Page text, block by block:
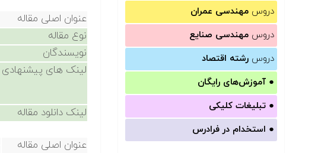
دروس مهندسی عمران
دروس مهندسی صنایع
دروس رشته اقتصاد
● آموزش‌های رایگان
● تبلیغات کلیکی
● استخدام در فرادرس
عنوان اصلی مقاله
نوع مقاله
نویسندگان
لینک های پیشنهادی
لینک دانلود مقاله
عنوان اصلی مقاله